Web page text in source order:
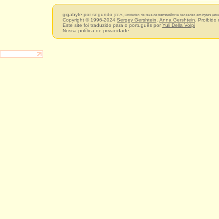
gigabyte por segundo (GB/s, Unidades de taxa de transferência baseadas em bytes
Copyright © 1996-2024 Sergey Gershtein Anna Gershtein .
Este site foi traduzido para o português por Yuli Della Volpi
Nossa política de privacidade